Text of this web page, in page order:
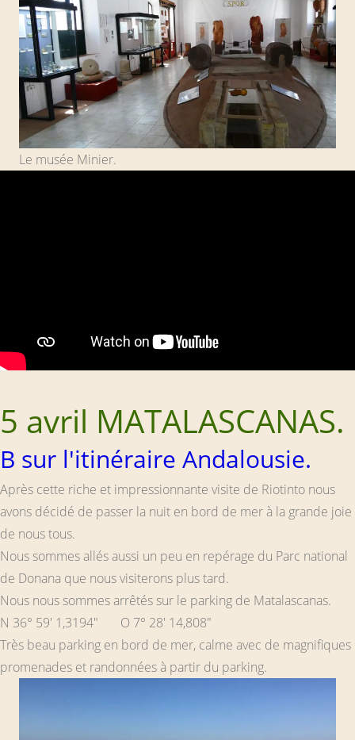
Le musée Minier.
5 avril MATALASCANAS.
B sur l'itinéraire Andalousie.
Après cette riche et impressionnante visite de Riotinto nous
avons décidé de passer la nuit en bord de mer à la grande joie
de nous tous.
Nous sommes allés aussi un peu en repérage du Parc national
de Donana que nous visiterons plus tard.
Nous nous sommes arrêtés sur le parking de Matalascanas.
N 36° 59' 1,3194" O 7° 28' 14,808"
Très beau parking en bord de mer, calme avec de magnifiques
promenades et randonnées à partir du parking.